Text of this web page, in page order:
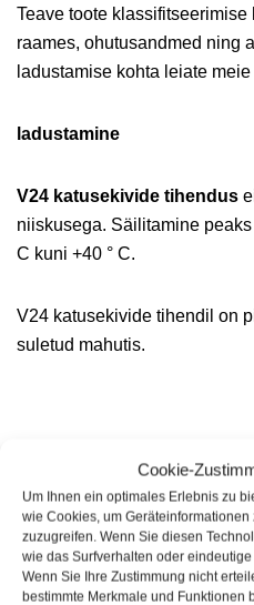
Cookie-
Um Ihnen ein optimales Erlebnis zu
wie Cookies, um
zuzugreifen. Wenn Sie diesen
wie das Surfverhalten oder
Wenn Sie Ihre Zustimmung nicht
bestimmte Merkmale und Funktionen
Teave toote
raames, ohutusandmed ning
ladustamise kohta leiate
ladustamine
V24 katusekivide tihendus
niiskusega. Säilitamine
C kuni +40 ° C.
V24 katusekivide tihendil on
suletud mahutis.
Tarnekomplekt: 1 x liitrine
✓ Efektiivne püsiv
eest